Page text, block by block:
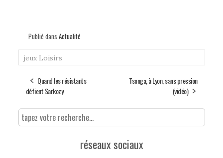
Publié dans Actualité
jeux Loisirs
Quand les résistants
défient Sarkozy
Tsonga, à Lyon, sans pression
(vidéo)
réseaux sociaux